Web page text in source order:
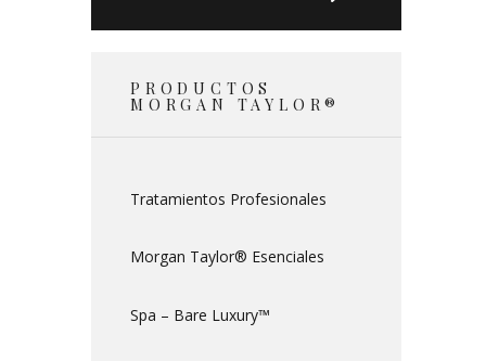
PRODUCTOS
MORGAN TAYLOR®
Tratamientos Profesionales
Morgan Taylor® Esenciales
Spa – Bare Luxury™